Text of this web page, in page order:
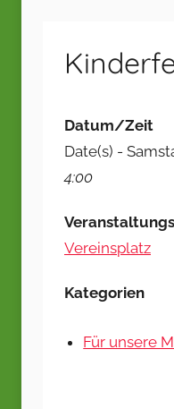
Datum/Zeit
Date(s) -
4:00
Vereinsplatz
Kategorien
Für unsere